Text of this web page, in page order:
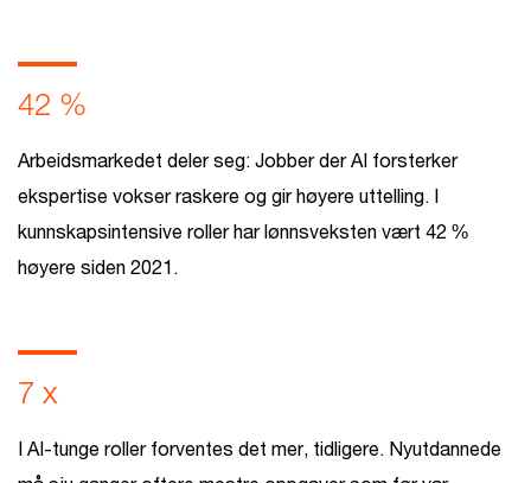
42 %
Arbeidsmarkedet deler seg: Jobber der AI forsterker
ekspertise vokser raskere og gir høyere uttelling. I
kunnskapsintensive roller har lønnsveksten vært 42 %
høyere siden 2021.
7 x
I AI-tunge roller forventes det mer, tidligere. Nyutdannede